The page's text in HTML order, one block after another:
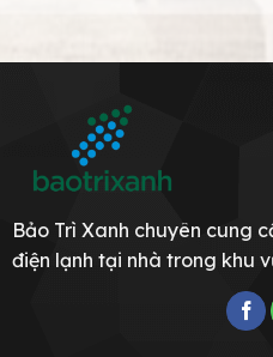
Bảo Trì Xanh chuyên cung
điện lạnh tại nhà trong khu